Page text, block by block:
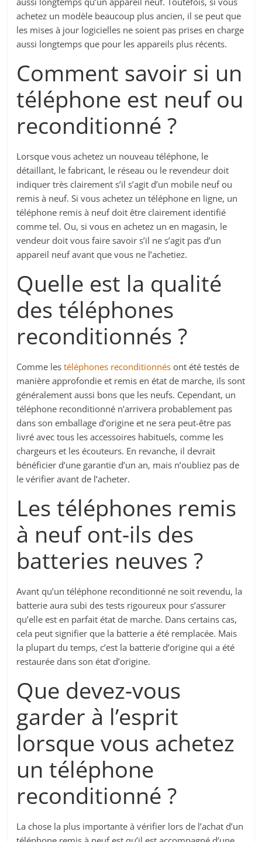
achetez un modèle beaucoup plus ancien, il se peut que
les mises à jour logicielles ne soient pas prises en charge
aussi longtemps que pour les appareils plus récents.
Comment savoir si un
téléphone est neuf ou
reconditionné ?
Lorsque vous achetez un nouveau téléphone, le
détaillant, le fabricant, le réseau ou le revendeur doit
indiquer très clairement s’il s’agit d’un mobile neuf ou
remis à neuf. Si vous achetez un téléphone en ligne, un
téléphone remis à neuf doit être clairement identifié
comme tel. Ou, si vous en achetez un en magasin, le
vendeur doit vous faire savoir s’il ne s’agit pas d’un
appareil neuf avant que vous ne l’achetiez.
Quelle est la qualité
des téléphones
reconditionnés ?
Comme lestéléphones reconditionnés ont été testés de
manière approfondie et remis en état de marche, ils sont
généralement aussi bons que les neufs. Cependant, un
téléphone reconditionné n’arrivera probablement pas
dans son emballage d’origine et ne sera peut-être pas
livré avec tous les accessoires habituels, comme les
chargeurs et les écouteurs. En revanche, il devrait
bénéficier d’une garantie d’un an, mais n’oubliez pas de
le vérifier avant de l’acheter.
Les téléphones remis
à neuf ont-ils des
batteries neuves ?
Avant qu’un téléphone reconditionné ne soit revendu, la
batterie aura subi des tests rigoureux pour s’assurer
qu’elle est en parfait état de marche. Dans certains cas,
cela peut signifier que la batterie a été remplacée. Mais
la plupart du temps, c’est la batterie d’origine qui a été
restaurée dans son état d’origine.
Que devez-vous
garder à l’esprit
lorsque vous achetez
un téléphone
reconditionné ?
La chose la plus importante à vérifier lors de l’achat d’un